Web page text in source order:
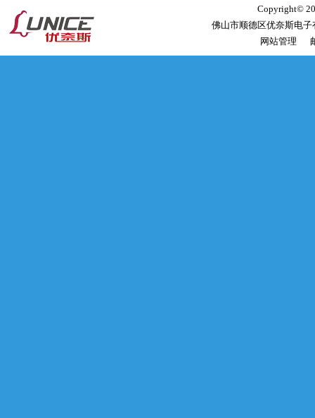
Copyright©
佛山市顺德区优奈斯
网站管理